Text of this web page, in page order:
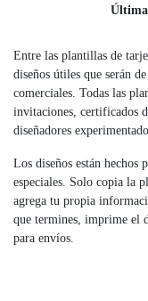
Entre las plantillas de
diseños útiles que serán
comerciales. Todas las
invitaciones, certificados
diseñadores
Los diseños están hechos
especiales. Solo copia la
agrega tu propia
que termines, imprime el
para envíos.